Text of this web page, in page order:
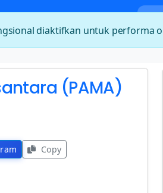
(PAMA)
Copy
diaktifkan untuk performa